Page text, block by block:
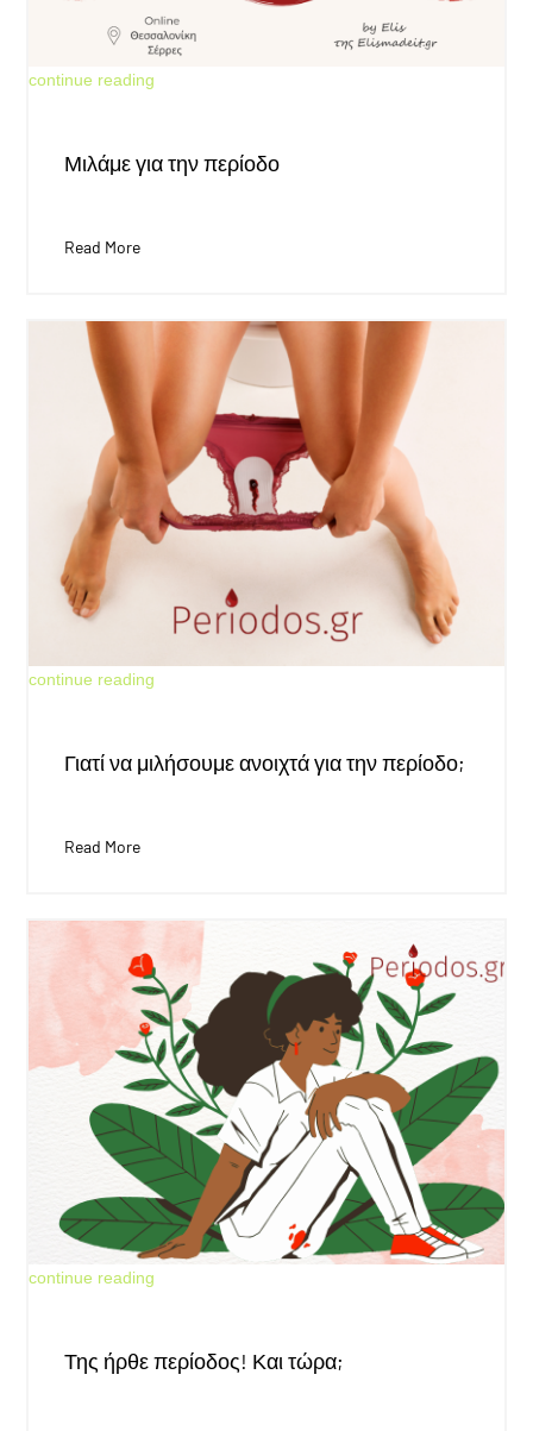
Jun 4, 2026
Μιλάμε για την περίοδο
Read More
continue reading
May 30, 2026
Γιατί να μιλήσουμε ανοιχτά για την περίοδο;
Read More
continue reading
May 30, 2026
Της ήρθε περίοδος! Και τώρα;
continue reading